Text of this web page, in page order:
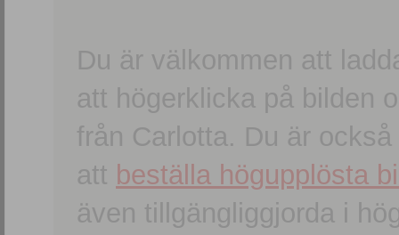
Du är välkommen att
att högerklicka på bilden
från Carlotta. Du är
att beställa högupplösta
även tillgängliggjorda i